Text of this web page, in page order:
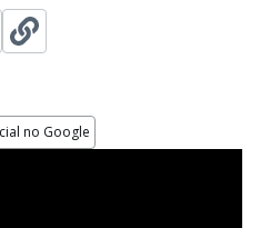
no Google